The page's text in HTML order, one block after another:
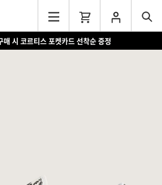
시 코르티스 포켓카드 선착순 증정